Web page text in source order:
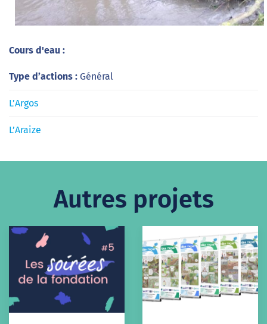
Cours d'eau :
Type d’actions : Général
L’Argos
L’Araize
Autres projets